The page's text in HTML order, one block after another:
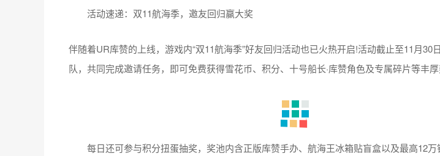
活动速递：双11航海季，邀友回归赢大奖
伴随着UR库赞的上线，游戏内“双11航海季”好友回归活动也已火热开启!活动截止至11月30
队，共同完成邀请任务，即可免费获得雪花币、积分、十号船长·库赞角色及专属碎片等丰厚
每日还可参与积分扭蛋抽奖，奖池内含正版库赞手办、航海王冰箱贴盲盒以及最高12万